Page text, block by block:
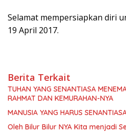
Selamat mempersiapkan diri
19 April 2017.
Berita Terkait
TUHAN YANG SENANTIASA
RAHMAT DAN KEMURAHAN-NYA
MANUSIA YANG HARUS
Oleh Bilur Bilur NYA Kita menjadi